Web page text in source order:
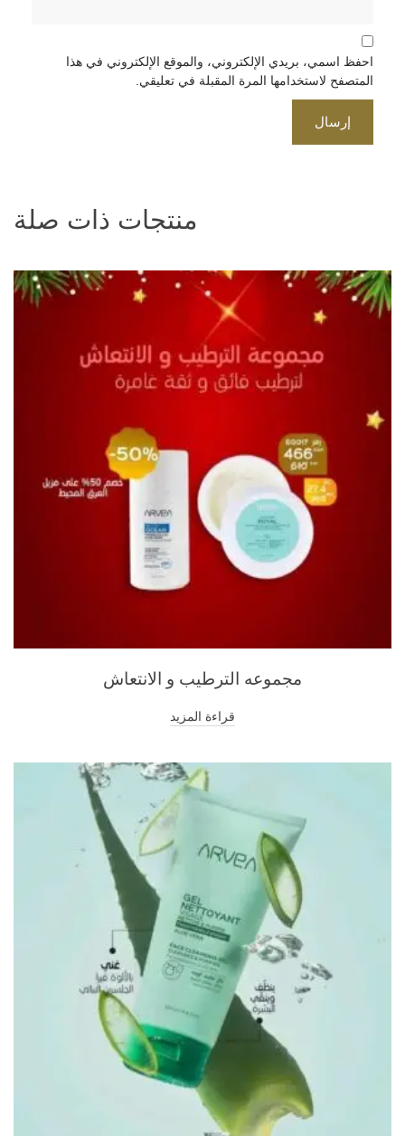
احفظ اسمي، بريدي الإلكتروني، والموقع الإلكتروني في هذا
المتصفح لاستخدامها المرة المقبلة في تعليقي.
منتجات ذات صلة
مجموعه الترطيب و الانتعاش
قراءة المزيد